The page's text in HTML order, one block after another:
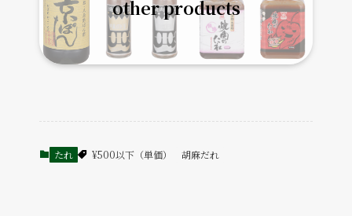
other products
たれ ¥500以下（単価） 胡麻だれ